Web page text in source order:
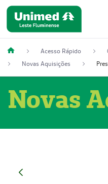
Acesso Rápido
Novas Aquisições
Novas